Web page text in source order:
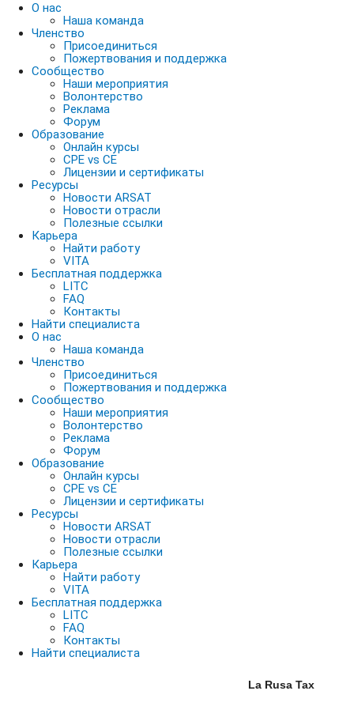
О нас
Наша команда
Членство
Присоединиться
Пожертвования и поддержка
Сообщество
Наши мероприятия
Волонтерство
Реклама
Форум
Образование
Онлайн курсы
CPE vs CE
Лицензии и сертификаты
Ресурсы
Новости ARSAT
Новости отрасли
Полезные ссылки
Карьера
Найти работу
VITA
Бесплатная поддержка
LITC
FAQ
Контакты
Найти специалиста
О нас
Наша команда
Членство
Присоединиться
Пожертвования и поддержка
Сообщество
Наши мероприятия
Волонтерство
Реклама
Форум
Образование
Онлайн курсы
CPE vs CE
Лицензии и сертификаты
Ресурсы
Новости ARSAT
Новости отрасли
Полезные ссылки
Карьера
Найти работу
VITA
Бесплатная поддержка
LITC
FAQ
Контакты
Найти специалиста
La Rusa Tax